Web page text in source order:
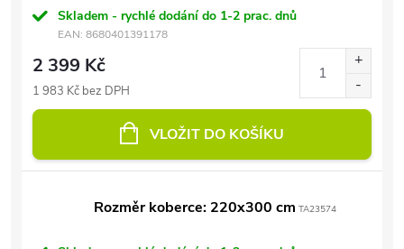
Skladem - rychlé dodání do 1-2 prac. dnů
EAN: 8680401391178
2 399 Kč
1 983 Kč bez DPH
VLOŽIT DO KOŠÍKU
Rozměr koberce: 220x300 cm TA23574